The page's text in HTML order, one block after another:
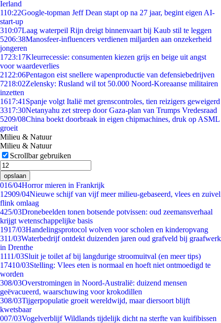
Ierland
110:22Google-topman Jeff Dean stapt op na 27 jaar, begint eigen AI-
start-up
310:07Laag waterpeil Rijn dreigt binnenvaart bij Kaub stil te leggen
5206:38Manosfeer-influencers verdienen miljarden aan onzekerheid
jongeren
1723:17Kleurrecessie: consumenten kiezen grijs en beige uit angst
voor waardeverlies
21 22:06Pentagon eist snellere wapenproductie van defensiebedrijven
7218:02Zelensky: Rusland wil tot 50.000 Noord-Koreaanse militairen
inzetten
1617:41 Spanje volgt Italië met grenscontroles, tien reizigers geweigerd
3317:30Netanyahu zet streep door Gaza-plan van Trumps Vredesraad
5209/08China boekt doorbraak in eigen chipmachines, druk op ASML
groeit
Milieu & Natuur
Milieu & Natuur
Scrollbar gebruiken
opslaan
016/04Horror mieren in Frankrijk
12909/04Nieuwe schijf van vijf meer milieu-gebaseerd, vlees en zuivel
flink omlaag
425/03Dronebeelden tonen botsende potvissen: oud zeemansverhaal
krijgt wetenschappelijke basis
1917/03Handelingsprotocol wolven voor scholen en kinderopvang
311/03Waterbedrijf ontdekt duizenden jaren oud grafveld bij graafwerk
in Drenthe
1111/03Sluit je toilet af bij langdurige stroomuitval (en meer tips)
17410/03Stelling: Vlees eten is normaal en hoeft niet ontmoedigd te
worden
308/03Overstromingen in Noord-Australië: duizend mensen
geëvacueerd, waarschuwing voor krokodillen
308/03Tijgerpopulatie groeit wereldwijd, maar diersoort blijft
kwetsbaar
007/03Vogelverblijf Wildlands tijdelijk dicht na sterfte van kuifibissen